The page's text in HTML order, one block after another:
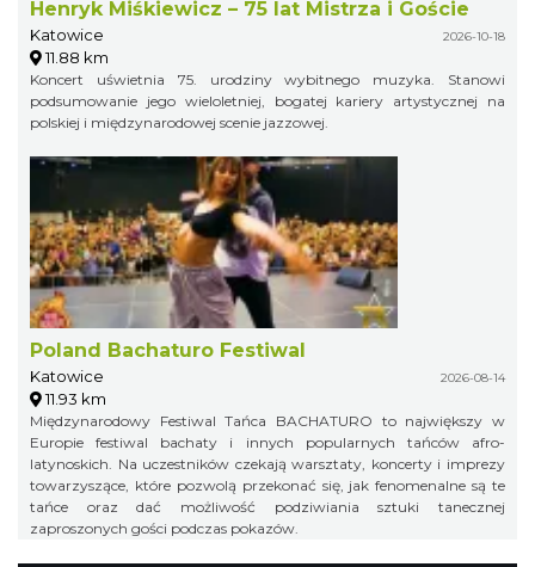
Henryk Miśkiewicz – 75 lat Mistrza i Goście
Katowice 2026-10-18
11.88 km
Koncert uświetnia 75. urodziny wybitnego muzyka. Stanowi
podsumowanie jego wieloletniej, bogatej kariery artystycznej na
polskiej i międzynarodowej scenie jazzowej.
Poland Bachaturo Festiwal
Katowice 2026-08-14
11.93 km
Międzynarodowy Festiwal Tańca BACHATURO to największy w
Europie festiwal bachaty i innych popularnych tańców afro-
latynoskich. Na uczestników czekają warsztaty, koncerty i imprezy
towarzyszące, które pozwolą przekonać się, jak fenomenalne są te
tańce oraz dać możliwość podziwiania sztuki tanecznej
zaproszonych gości podczas pokazów.